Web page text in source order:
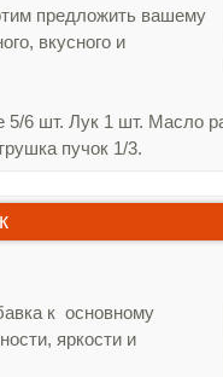
предложить вашему
вкусного и
6 шт. Лук 1 шт. Масло
пучок 1/3.
к основному
яркости и